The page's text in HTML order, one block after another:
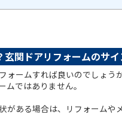
関ドアリフォームのサイ
ォームすれば良いのでしょ
ムではありません。
がある場合は、リフォーム